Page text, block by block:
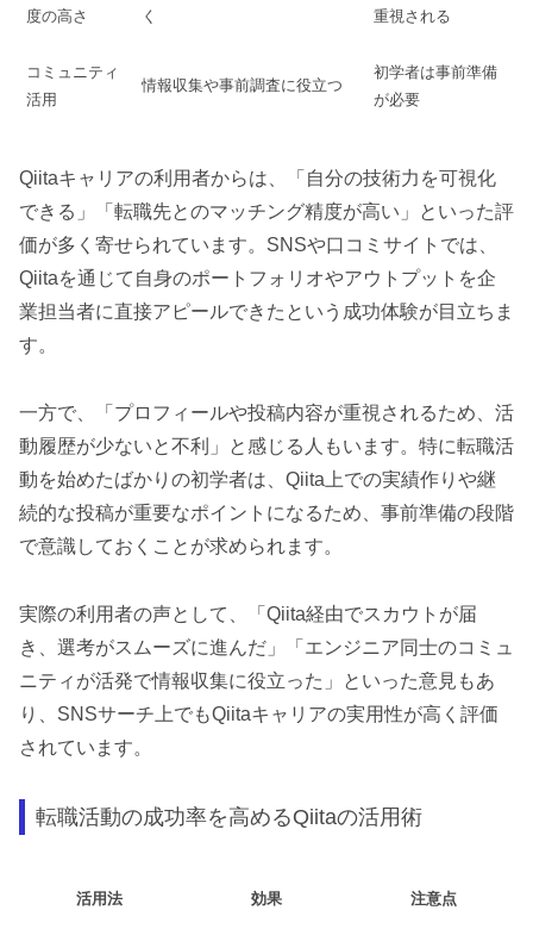
度の高さ
く
重視される
コミュニティ
活用
情報収集や事前調査に役立つ
初学者は事前準備
が必要
Qiitaキャリアの利用者からは、「自分の技術力を可視化
できる」「転職先とのマッチング精度が高い」といった評
価が多く寄せられています。SNSや口コミサイトでは、
Qiitaを通じて自身のポートフォリオやアウトプットを企
業担当者に直接アピールできたという成功体験が目立ちま
す。
一方で、「プロフィールや投稿内容が重視されるため、活
動履歴が少ないと不利」と感じる人もいます。特に転職活
動を始めたばかりの初学者は、Qiita上での実績作りや継
続的な投稿が重要なポイントになるため、事前準備の段階
で意識しておくことが求められます。
実際の利用者の声として、「Qiita経由でスカウトが届
き、選考がスムーズに進んだ」「エンジニア同士のコミュ
ニティが活発で情報収集に役立った」といった意見もあ
り、SNSサーチ上でもQiitaキャリアの実用性が高く評価
されています。
転職活動の成功率を高めるQiitaの活用術
活用法 効果 注意点